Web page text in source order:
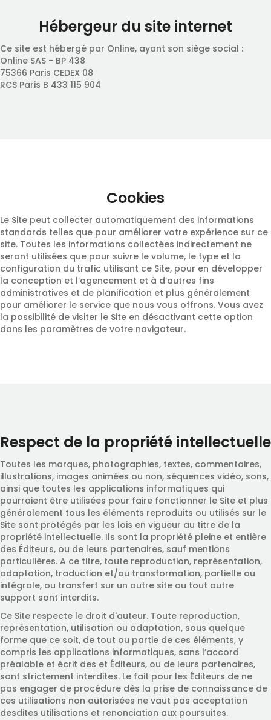
Hébergeur du site internet
Ce site est hébergé par Online, ayant son siège social :
Online SAS - BP 438
75366 Paris CEDEX 08
RCS Paris B 433 115 904
Cookies
Le Site peut collecter automatiquement des informations
standards telles que pour améliorer votre expérience sur ce
site. Toutes les informations collectées indirectement ne
seront utilisées que pour suivre le volume, le type et la
configuration du trafic utilisant ce Site, pour en développer
la conception et l’agencement et à d’autres fins
administratives et de planification et plus généralement
pour améliorer le service que nous vous offrons. Vous avez
la possibilité de visiter le Site en désactivant cette option
dans les paramètres de votre navigateur.
Respect de la propriété intellectuelle
Toutes les marques, photographies, textes, commentaires,
illustrations, images animées ou non, séquences vidéo, sons,
ainsi que toutes les applications informatiques qui
pourraient être utilisées pour faire fonctionner le Site et plus
généralement tous les éléments reproduits ou utilisés sur le
Site sont protégés par les lois en vigueur au titre de la
propriété intellectuelle. Ils sont la propriété pleine et entière
des Éditeurs, ou de leurs partenaires, sauf mentions
particulières. A ce titre, toute reproduction, représentation,
adaptation, traduction et/ou transformation, partielle ou
intégrale, ou transfert sur un autre site ou tout autre
support sont interdits.
Ce Site respecte le droit d'auteur. Toute reproduction,
représentation, utilisation ou adaptation, sous quelque
forme que ce soit, de tout ou partie de ces éléments, y
compris les applications informatiques, sans l’accord
préalable et écrit des et Éditeurs, ou de leurs partenaires,
sont strictement interdites. Le fait pour les Éditeurs de ne
pas engager de procédure dès la prise de connaissance de
ces utilisations non autorisées ne vaut pas acceptation
desdites utilisations et renonciation aux poursuites.